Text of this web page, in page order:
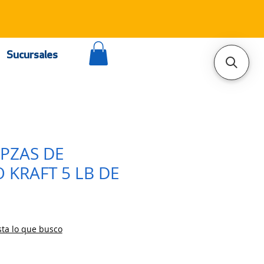
Sucursales
DE
KRAFT 5 LB DE
lo que busco